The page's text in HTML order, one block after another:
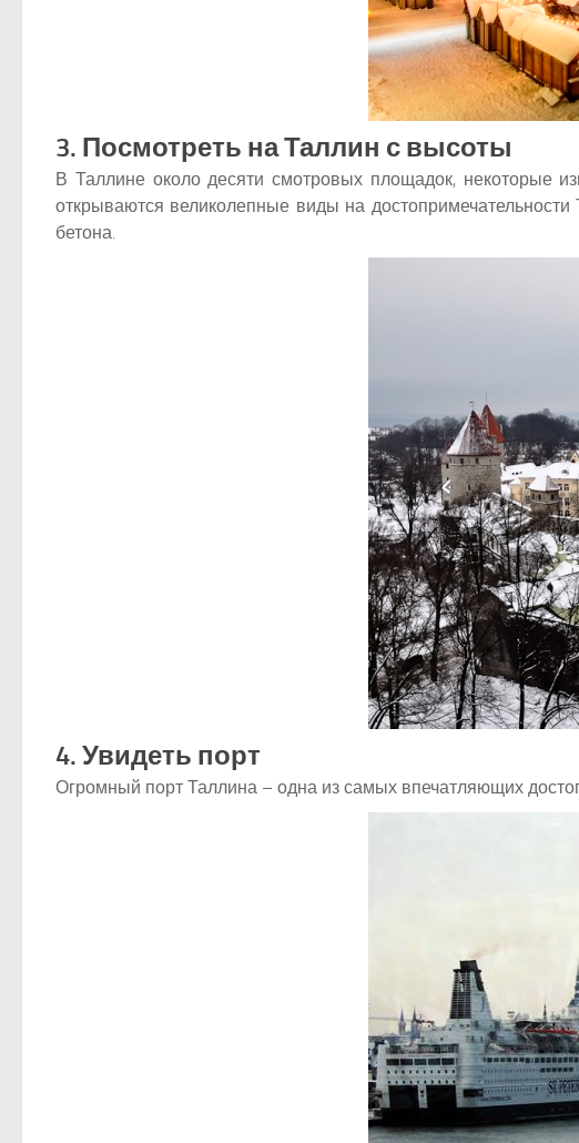
3. Посмотреть на Таллин с высоты
В Таллине около десяти смотровых площадок, некоторые
открываются великолепные виды на
бетона.
4. Увидеть порт
Огромный порт Таллина – одна из самых впечатляющих